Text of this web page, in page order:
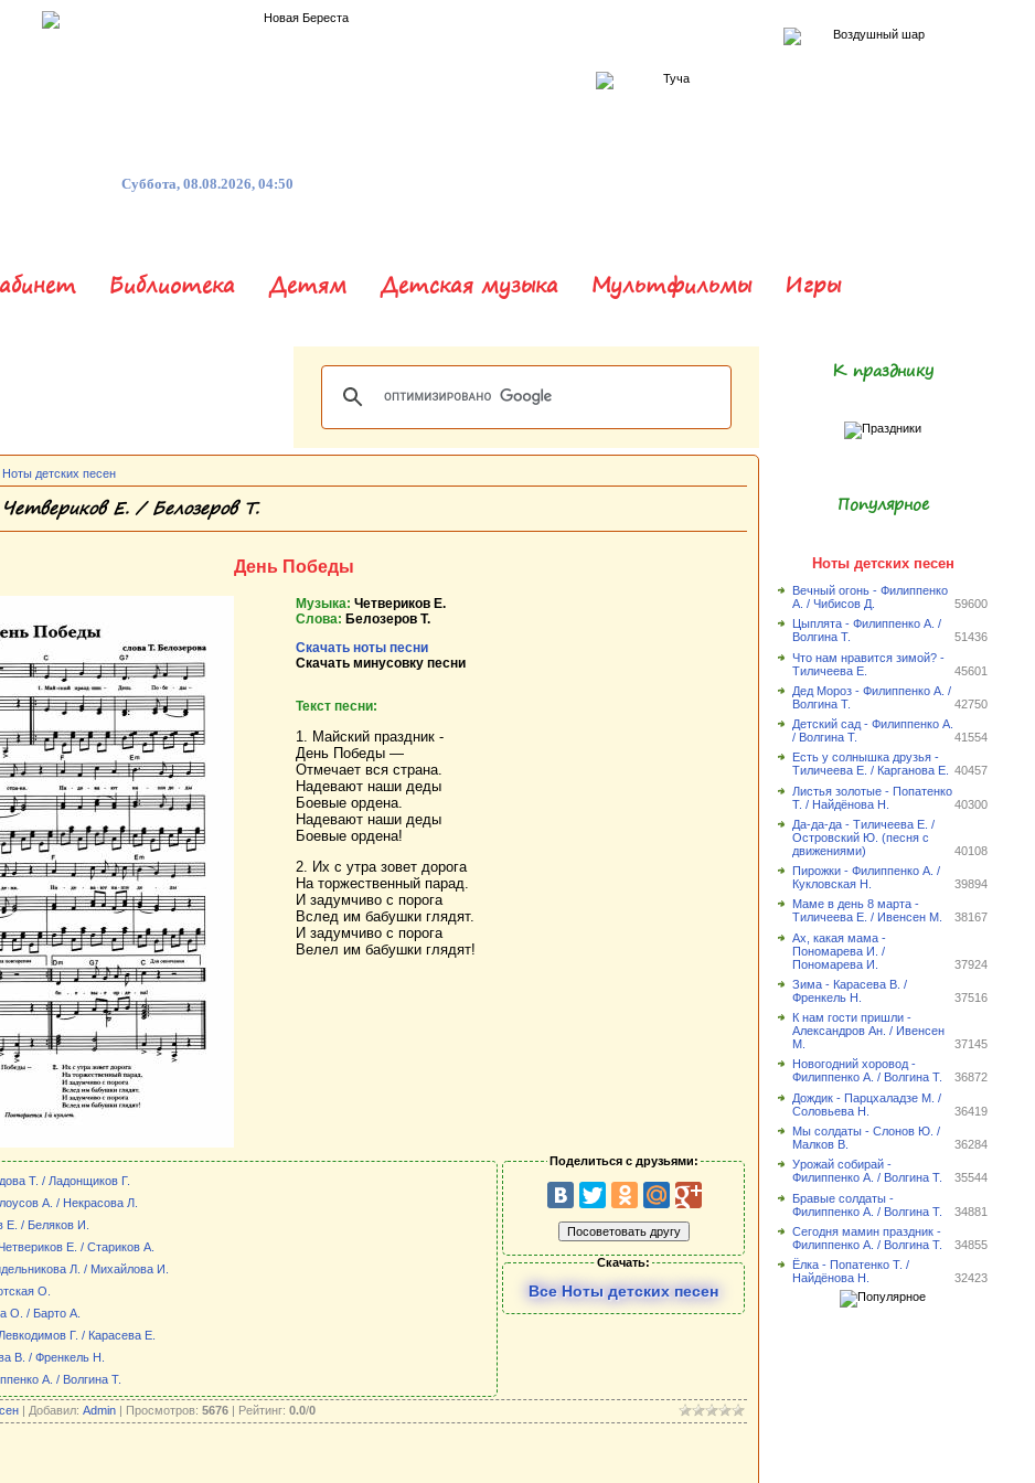
Суббота, 08.08.2026, 04:50
Библиотека Детям Детская музыка Мультфильмы Игры
Ноты детских песен
Е. / Белозеров Т.
День Победы
Музыка: Четвериков Е.
Слова: Белозеров Т.
Скачать ноты песни
Скачать минусовку песни
Текст песни:
1. Майский праздник -
День Победы —
Отмечает вся страна.
Надевают наши деды
Боевые ордена.
Надевают наши деды
Боевые ордена!
2. Их с утра зовет дорога
На торжественный парад.
И задумчиво с порога
Вслед им бабушки глядят.
И задумчиво с порога
Велел им бабушки глядят!
Т. / Ладонщиков Г.
А. / Некрасова Л.
Е. / Беляков И.
Е. / Стариков А.
Л. / Михайлова И.
О.
О. / Барто А.
Г. / Карасева Е.
В. / Френкель Н.
А. / Волгина Т.
Поделиться с друзьями:
Скачать:
Все Ноты детских песен
| Добавил: Admin | Просмотров: 5676 | Рейтинг: 0.0/0
К празднику
Популярное
Ноты детских песен
Вечный огонь - Филиппенко
А. / Чибисов Д.
59600
Цыплята - Филиппенко А. /
Волгина Т.
51436
Что нам нравится зимой? -
Тиличеева Е.
45601
Дед Мороз - Филиппенко А. /
Волгина Т.
42750
Детский сад - Филиппенко А.
/ Волгина Т.
41554
Есть у солнышка друзья -
Тиличеева Е. / Карганова Е.
40457
Листья золотые - Попатенко
Т. / Найдёнова Н.
40300
Да-да-да - Тиличеева Е. /
Островский Ю. (песня с
движениями)
40108
Пирожки - Филиппенко А. /
Кукловская Н.
39894
Маме в день 8 марта -
Тиличеева Е. / Ивенсен М.
38167
Ах, какая мама -
Пономарева И. /
Пономарева И.
37924
Зима - Карасева В. /
Френкель Н.
37516
К нам гости пришли -
Александров Ан. / Ивенсен
М.
37145
Новогодний хоровод -
Филиппенко А. / Волгина Т.
36872
Дождик - Парцхаладзе М. /
Соловьева Н.
36419
Мы солдаты - Слонов Ю. /
Малков В.
36284
Урожай собирай -
Филиппенко А. / Волгина Т.
35544
Бравые солдаты -
Филиппенко А. / Волгина Т.
34881
Сегодня мамин праздник -
Филиппенко А. / Волгина Т.
34855
Ёлка - Попатенко Т. /
Найдёнова Н.
32423